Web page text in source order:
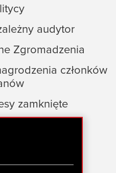
audytor
Zgromadzenia
członków
zamknięte
linki